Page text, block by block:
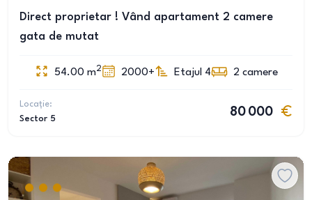
Direct proprietar ! Vând apartament 2 camere
gata de mutat
54.00 m2 2000+ Etajul 4 2 camere
Locație:
Sector 5
80 000